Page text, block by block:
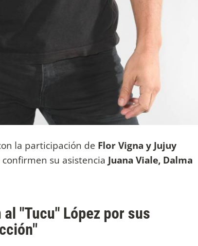
la participación de Flor Vigna y Jujuy
su asistencia Juana Viale, Dalma
"Tucu" López por sus